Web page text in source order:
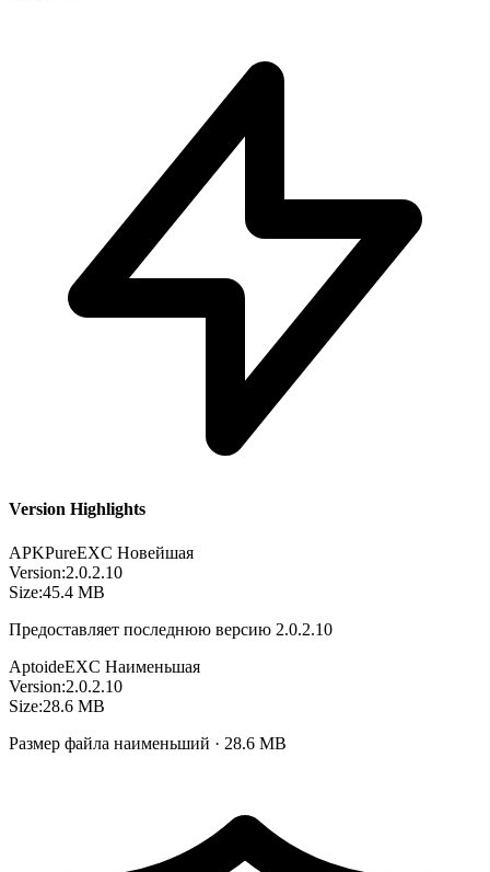
Version Highlights
APKPureEXC Новейшая
Version:2.0.2.10
Size:45.4 MB
Предоставляет последнюю версию 2.0.2.10
AptoideEXC Наименьшая
Version:2.0.2.10
Size:28.6 MB
Размер файла наименьший · 28.6 MB